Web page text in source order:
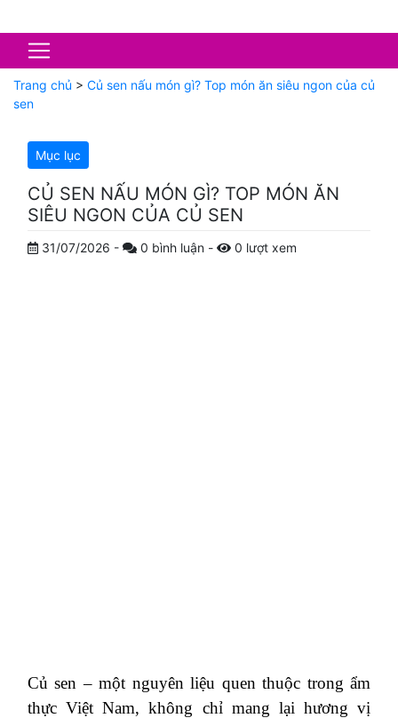
Trang chủ > Củ sen nấu món gì? Top món ăn siêu ngon của củ
sen
Mục lục
CỦ SEN NẤU MÓN GÌ? TOP MÓN ĂN
SIÊU NGON CỦA CỦ SEN
31/07/2026 - 0 bình luận - 0 lượt xem
Củ sen – một nguyên liệu quen thuộc trong ẩm
thực Việt Nam, không chỉ mang lại hương vị